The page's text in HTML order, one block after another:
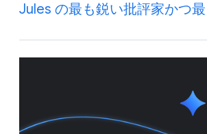
Jules の最も鋭い批評家かつ